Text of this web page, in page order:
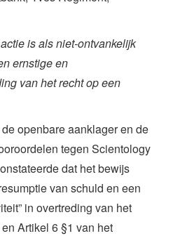
is als niet-ontvankelijk
ernstige en
van het recht op een
openbare aanklager en de
tegen Scientology
dat het bewijs
van schuld en een
in overtreding van het
Artikel 6 §1 van het